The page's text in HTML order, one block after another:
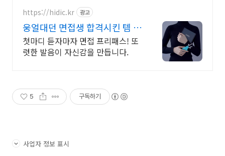
https://hidic.kr 광고
웅얼대던 면접생 합격시킨 템 면
접 합격 필수템
첫마디 듣자마자 면접 프리패스! 또
렷한 발음이 자신감을 만듭니다.
5 구독하기
사업자 정보 표시